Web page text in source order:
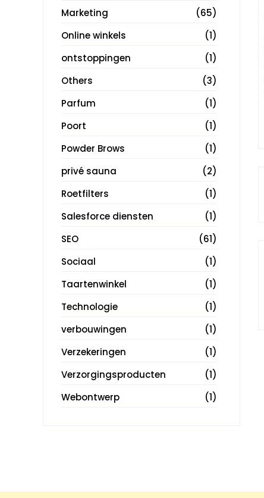
Marketing
(65)
Online winkels
(1)
ontstoppingen
(1)
Others
(3)
Parfum
(1)
Poort
(1)
Powder Brows
(1)
privé sauna
(2)
Roetfilters
(1)
Salesforce diensten
(1)
SEO
(61)
Sociaal
(1)
Taartenwinkel
(1)
Technologie
(1)
verbouwingen
(1)
Verzekeringen
(1)
Verzorgingsproducten
(1)
Webontwerp
(1)